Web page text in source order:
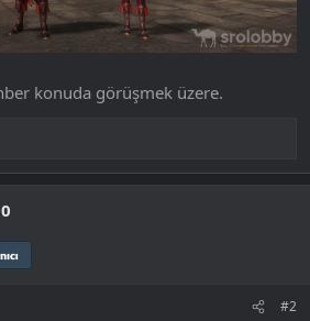
konuda görüşmek üzere.​
#2